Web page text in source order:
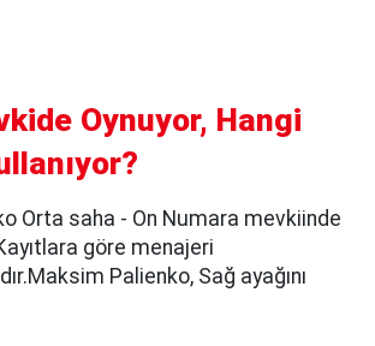
Oynuyor, Hangi
Orta saha - On Numara mevkiinde
göre menajeri
Palienko, Sağ ayağını